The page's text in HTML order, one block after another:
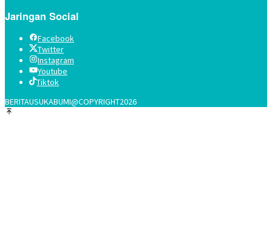
Jaringan Social
Facebook
Twitter
Instagram
Youtube
Tiktok
BERITAUSUKABUMI@COPYRIGHT2026